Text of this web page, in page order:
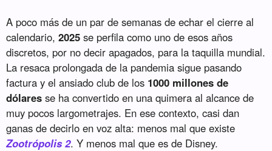
A poco más de un par de semanas de echar el cierre al
calendario,2025 se perfila como uno de esos años
discretos, por no decir apagados, para la taquilla mundial.
La resaca prolongada de la pandemia sigue pasando
factura y el ansiado club de los 1000 millones de
dólares se ha convertido en una quimera al alcance de
muy pocos largometrajes. En ese contexto, casi dan
ganas de decirlo en voz alta: menos mal que existe
Zootrópolis 2. Y menos mal que es de Disney.